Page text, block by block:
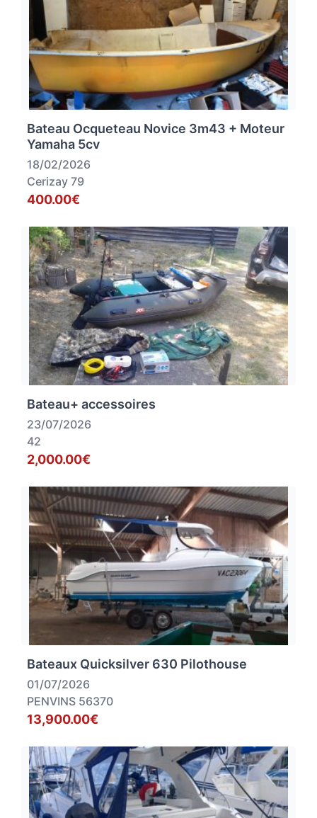
Bateau Ocqueteau Novice 3m43 + Moteur
Yamaha 5cv
18/02/2026
Cerizay 79
400.00€
Bateau+ accessoires
23/07/2026
42
2,000.00€
Bateaux Quicksilver 630 Pilothouse
01/07/2026
PENVINS 56370
13,900.00€